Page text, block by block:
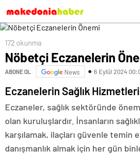
172 okunma
Nöbetçi Eczanelerin
ABONE OL News 6 Eylül 2024
Eczanelerin Sağlık
Eczaneler, sağlık sektöründe
olan kuruluşlardır. İnsanların
karşılamak, ilaçları güvenle temin
danışmanlık almak için her gün